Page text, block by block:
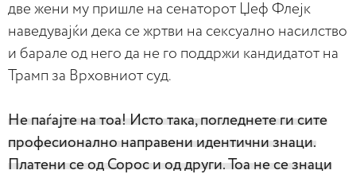
две жени му пришле на сенаторот Џеф Флејк
наведувајќи дека се жртви на сексуално насилство
и барале од него да не го поддржи кандидатот на
Трамп за Врховниот суд.
Не паѓајте на тоа! Исто така, погледнете ги сите
професионално направени идентични знаци.
Платени се од Сорос и од други. Тоа не се знаци